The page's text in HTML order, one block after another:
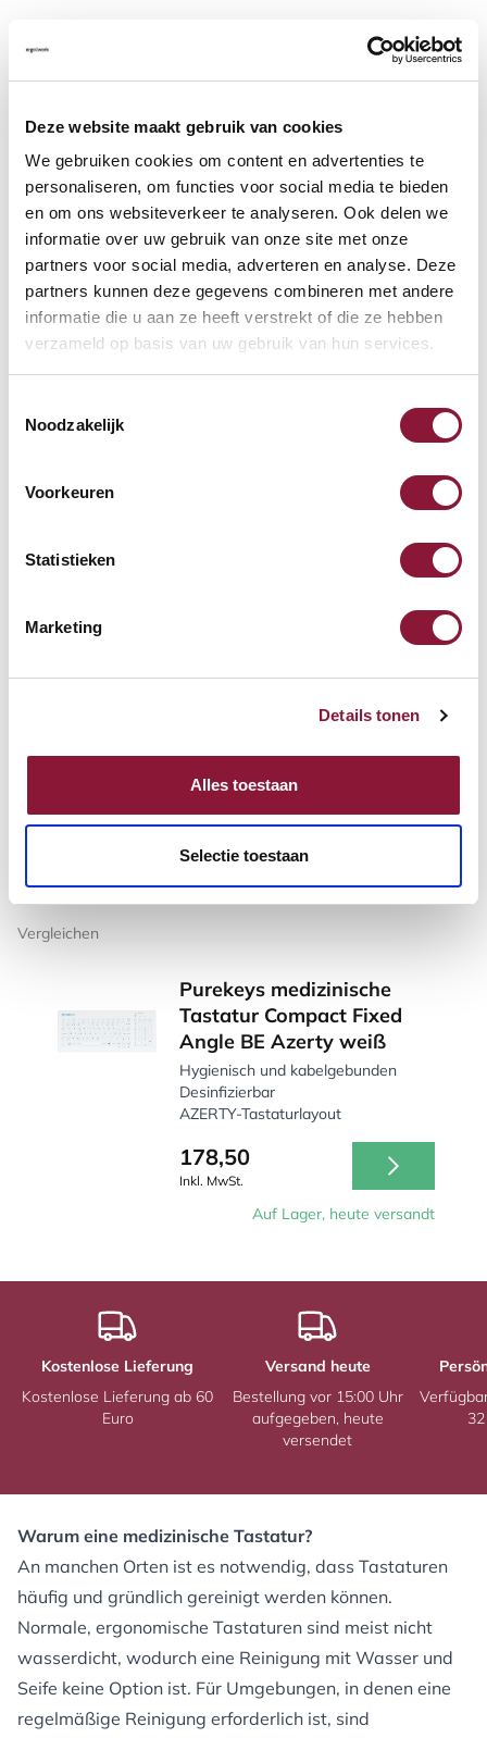
Deze website maakt gebruik van cookies
We gebruiken cookies om content en advertenties te
personaliseren, om functies voor social media te bieden
en om ons websiteverkeer te analyseren. Ook delen we
informatie over uw gebruik van onze site met onze
partners voor social media, adverteren en analyse. Deze
partners kunnen deze gegevens combineren met andere
informatie die u aan ze heeft verstrekt of die ze hebben
verzameld op basis van uw gebruik van hun services.
Noodzakelijk
Voorkeuren
Statistieken
Marketing
Details tonen
Alles toestaan
Selectie toestaan
Vergleichen
Tastatur Full Size DE Weiß
Ideal für hygienisch sensible
Arbeitsumgebungen
Komfortable Scissor-Tasten
Full-Size-Layout mit Ziffernblock
190,40
Inkl. MwSt.
Kostenlose Rücksendung
(100 Tage)
Kostenloser Versand
QWERTZ-Tastaturlayout
Hygienisches Design mit
226,10
Inkl. MwSt.
Auf Lager, heute versandt
Vergleichen
Purekeys medizinische
Tastatur Compact Fixed
Angle BE Azerty weiß
Hygienisch und kabelgebunden
Desinfizierbar
AZERTY-Tastaturlayout
178,50
Inkl. MwSt.
Auf Lager, heute versandt
Kostenlose Lieferung
Kostenlose Lieferung ab 60
Euro
Versand heute
Bestellung vor 15:00 Uhr
aufgegeben, heute
versendet
Warum eine medizinische Tastatur?
An manchen Orten ist es notwendig, dass Tastaturen
häufig und gründlich gereinigt werden können.
Normale, ergonomische Tastaturen sind meist nicht
wasserdicht, wodurch eine Reinigung mit Wasser und
Seife keine Option ist. Für Umgebungen, in denen eine
regelmäßige Reinigung erforderlich ist, sind